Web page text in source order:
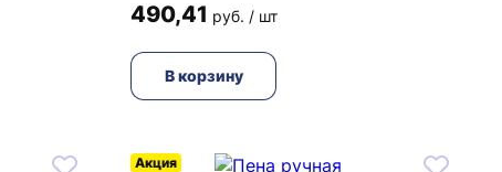
490,41 руб. / шт
В корзину
Акция